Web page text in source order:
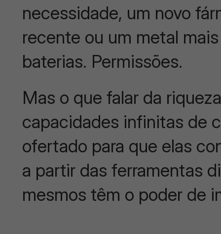
necessidade, um novo
recente ou um metal
baterias. Permissões.
Mas o que falar da
capacidades infinitas de
ofertado para que elas
a partir das ferramentas
mesmos têm o poder de